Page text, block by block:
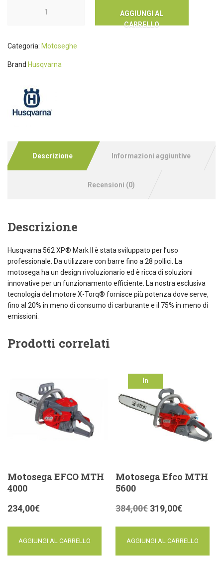
AGGIUNGI AL
CARRELLO
Categoria: Motoseghe
Brand Husqvarna
Descrizione Informazioni aggiuntive
Recensioni (0)
Descrizione
Husqvarna 562 XP® Mark II è stata sviluppato per l’uso
professionale. Da utilizzare con barre fino a 28 pollici. La
motosega ha un design rivoluzionario ed è ricca di soluzioni
innovative per un funzionamento efficiente. La nostra esclusiva
tecnologia del motore X-Torq® fornisce più potenza dove serve,
fino al 20% in meno di consumo di carburante e il 75% in meno di
emissioni.
Prodotti correlati
Motosega EFCO MTH
4000
234,00€
AGGIUNGI AL CARRELLO
In
Motosega Efco MTH
5600
384,00€ 319,00€
AGGIUNGI AL CARRELLO